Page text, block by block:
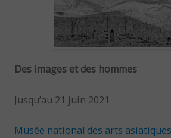
Des images et des hommes
Jusqu’au 21 juin 2021
Musée national des arts